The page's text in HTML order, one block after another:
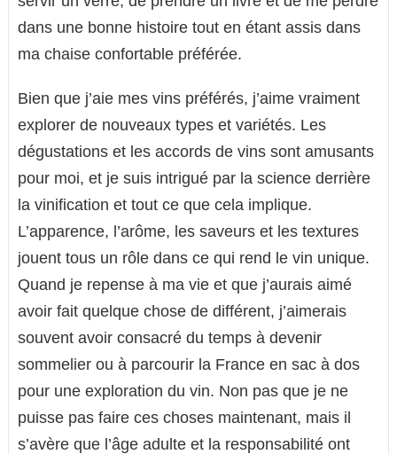
dans une bonne histoire tout en étant assis dans
ma chaise confortable préférée.
Bien que j’aie mes vins préférés, j’aime vraiment
explorer de nouveaux types et variétés. Les
dégustations et les accords de vins sont amusants
pour moi, et je suis intrigué par la science derrière
la vinification et tout ce que cela implique.
L’apparence, l’arôme, les saveurs et les textures
jouent tous un rôle dans ce qui rend le vin unique.
Quand je repense à ma vie et que j’aurais aimé
avoir fait quelque chose de différent, j’aimerais
souvent avoir consacré du temps à devenir
sommelier ou à parcourir la France en sac à dos
pour une exploration du vin. Non pas que je ne
puisse pas faire ces choses maintenant, mais il
s’avère que l’âge adulte et la responsabilité ont